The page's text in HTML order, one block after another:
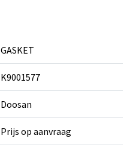
GASKET
K9001577
Doosan
Prijs op aanvraag